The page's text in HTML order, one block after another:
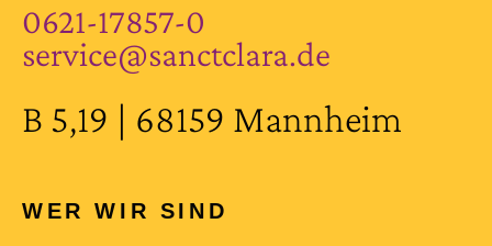
0621-17857-0
service@sanctclara.de
B 5,19 | 68159 Mannheim
WER WIR SIND